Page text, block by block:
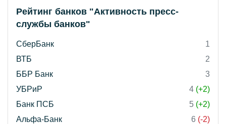
Рейтинг банков "Активность пресс-
службы банков"
СберБанк
1
ВТБ
2
ББР Банк
3
УБРиР
4 (+2)
Банк ПСБ
5 (+2)
Альфа-Банк
6 (-2)